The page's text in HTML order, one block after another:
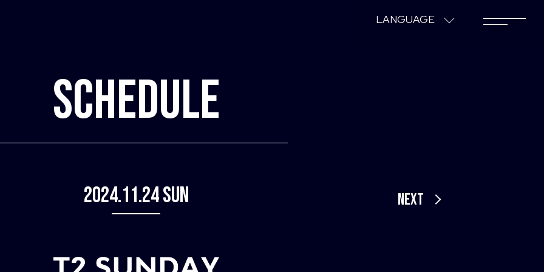
LANGUAGE
SCHEDULE
2024.11.24 Sun NEXT